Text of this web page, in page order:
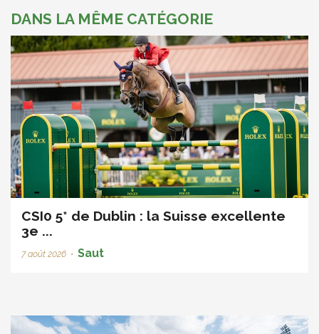
DANS LA MÊME CATÉGORIE
CSI0 5* de Dublin : la Suisse excellente
3e ...
7 août 2026 • Saut